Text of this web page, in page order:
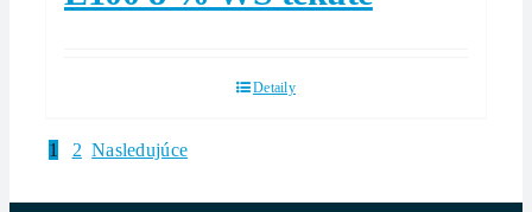
Detaily
1 2 Nasledujúce